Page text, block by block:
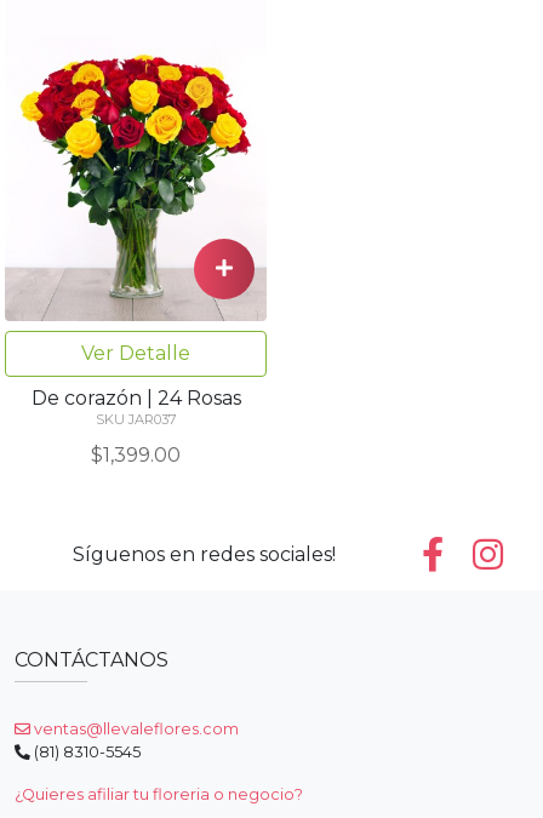
Ver Detalle
De corazón | 24 Rosas
SKU JAR037
$1,399.00
Síguenos en redes sociales!
CONTÁCTANOS
ventas@llevaleflores.com
(81) 8310-5545
¿Quieres afiliar tu floreria o negocio?